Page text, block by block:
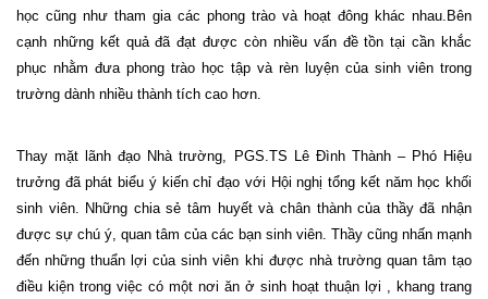
học cũng như tham gia các phong trào và hoạt đông khác nhau.Bên
cạnh những kết quả đã đạt được còn nhiều vấn đề tồn tại cần khắc
phục nhằm đưa phong trào học tập và rèn luyện của sinh viên trong
trường dành nhiều thành tích cao hơn.
Thay mặt lãnh đạo Nhà trường, PGS.TS Lê Đình Thành – Phó Hiệu
trưởng đã phát biểu ý kiến chỉ đạo với Hội nghị tổng kết năm học khối
sinh viên. Những chia sẻ tâm huyết và chân thành của thầy đã nhận
được sự chú ý, quan tâm của các bạn sinh viên. Thầy cũng nhấn mạnh
đến những thuẩn lợi của sinh viên khi được nhà trường quan tâm tạo
điều kiện trong việc có một nơi ăn ở sinh hoạt thuận lợi , khang trang